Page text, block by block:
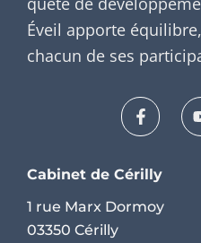
Éveil apporte
chacun de ses
Cabinet de Cérilly
1 rue Marx Dormoy
03350 Cérilly